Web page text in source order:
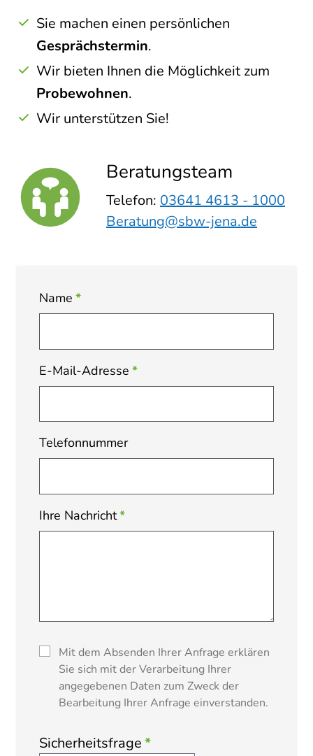
Sie machen einen persönlichen
Gesprächstermin.
Wir bieten Ihnen die Möglichkeit zum
Probewohnen.
Wir unterstützen Sie!
Beratungsteam
Telefon: 03641 4613 - 1000
Beratung@sbw-jena.de
Name *
E-Mail-Adresse *
Telefonnummer
Ihre Nachricht*
Mit dem Absenden Ihrer Anfrage erklären
Sie sich mit der Verarbeitung Ihrer
angegebenen Daten zum Zweck der
Bearbeitung Ihrer Anfrage einverstanden.
Sicherheitsfrage*